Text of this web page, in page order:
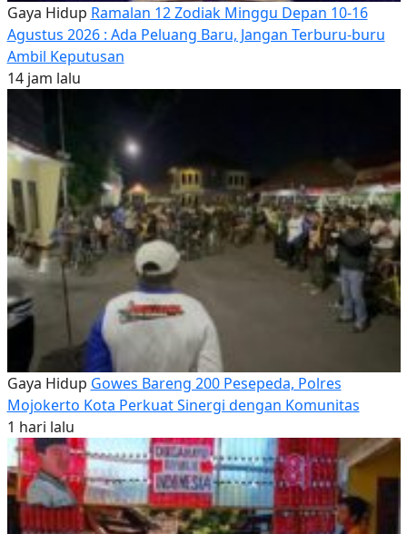
Gaya Hidup Ramalan 12 Zodiak Minggu Depan 10-16
Agustus 2026 : Ada Peluang Baru, Jangan Terburu-buru
Ambil Keputusan
14 jam lalu
Gaya Hidup Gowes Bareng 200 Pesepeda, Polres
Mojokerto Kota Perkuat Sinergi dengan Komunitas
1 hari lalu